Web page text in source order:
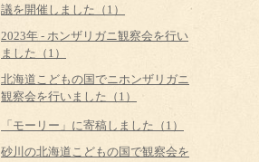
議を開催しました（1）
2023年 - ホンザリガニ観察会を行い
ました（1）
北海道こどもの国でニホンザリガニ
観察会を行いました（1）
「モーリー」に寄稿しました（1）
砂川の北海道こどもの国で観察会を